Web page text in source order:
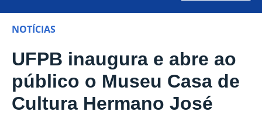
NOTÍCIAS
UFPB inaugura e abre ao
público o Museu Casa de
Cultura Hermano José